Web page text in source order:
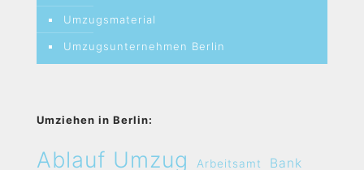
Umzugsmaterial
Umzugsunternehmen Berlin
Umziehen in Berlin:
Ablauf Umzug Arbeitsamt
Bank